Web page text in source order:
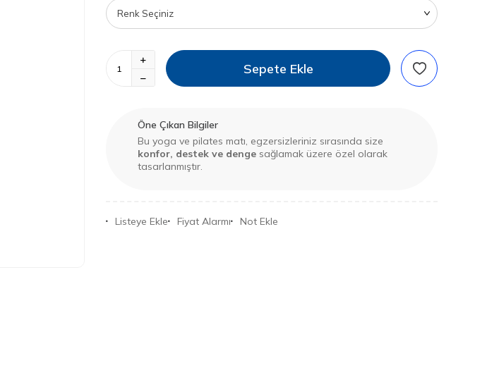
Sepete Ekle
Öne Çıkan Bilgiler
Bu yoga ve pilates matı, egzersizleriniz sırasında size
konfor, destek ve denge sağlamak üzere özel olarak
tasarlanmıştır.
Listeye Ekle Fiyat Alarmı Not Ekle